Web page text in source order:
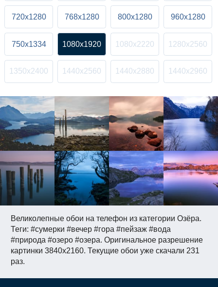
Великолепные обои на телефон из категории Озёра.
Теги: #сумерки #вечер #гора #пейзаж #вода
#природа #озеро #озера. Оригинальное разрешение
картинки 3840x2160. Текущие обои уже скачали 231
раз.
720x1280 768x1280 800x1280 960x1280
750x1334 1080x1920 1080x2220 1280x2560
1350x2400 1440x2560 1440x2880 1440x2960